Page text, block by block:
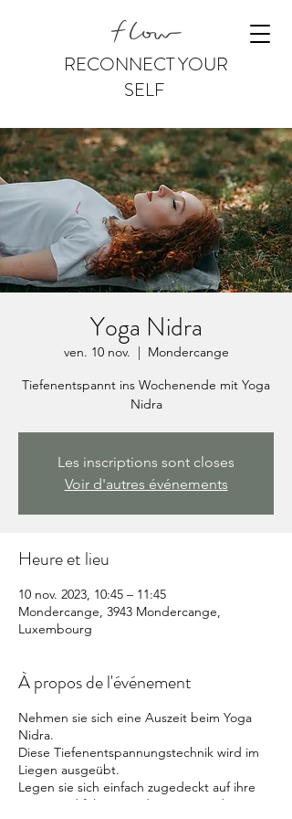
RECONNECT YOUR
SELF
Yoga Nidra
ven. 10 nov.
  |
Mondercange
Tiefenentspannt ins Wochenende mit Yoga
Nidra
Les inscriptions sont closes
Voir d'autres événements
Heure et lieu
10 nov. 2023, 10:45 – 11:45
Mondercange, 3943 Mondercange,
Luxembourg
À propos de l'événement
Nehmen sie sich eine Auszeit beim Yoga
Nidra.
Diese Tiefenentspannungstechnik wird im
Liegen ausgeübt.
Legen sie sich einfach zugedeckt auf ihre
Matte und folgen sie der Stimme, die sie